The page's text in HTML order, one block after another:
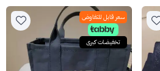
سعر قابل للتفاوض
تخفيضات كبرى